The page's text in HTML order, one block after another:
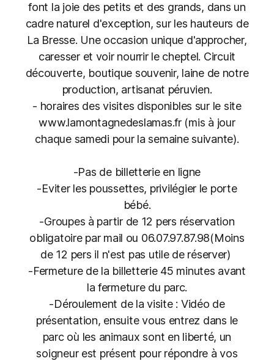
font la joie des petits et des grands, dans un
cadre naturel d'exception, sur les hauteurs de
La Bresse. Une occasion unique d'approcher,
caresser et voir nourrir le cheptel. Circuit
découverte, boutique souvenir, laine de notre
production, artisanat péruvien.
- horaires des visites disponibles sur le site
www.lamontagnedeslamas.fr (mis à jour
chaque samedi pour la semaine suivante).
-Pas de billetterie en ligne
-Eviter les poussettes, privilégier le porte
bébé.
-Groupes à partir de 12 pers réservation
obligatoire par mail ou 06.07.97.87.98(Moins
de 12 pers il n'est pas utile de réserver)
-Fermeture de la billetterie 45 minutes avant
la fermeture du parc.
-Déroulement de la visite : Vidéo de
présentation, ensuite vous entrez dans le
parc où les animaux sont en liberté, un
soigneur est présent pour répondre à vos